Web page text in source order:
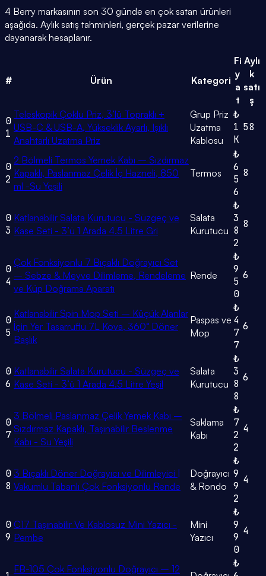
4 Berry markasının son 30 günde en çok satan ürünleri
aşağıda. Aylık satış tahminleri, gerçek pazar verilerine
dayanarak hesaplanır.
# Ürün Kategori
Fi
y
a
t
Aylı
k
satı
ş
0
1
Teleskopik Çoklu Priz, 3’lü Topraklı +
USB-C & USB-A, Yükseklik Ayarlı, Işıklı
Anahtarlı Uzatma Priz
Grup Priz
Uzatma
Kablosu
₺
1
K
58
0
2
2 Bölmeli Termos Yemek Kabı – Sızdırmaz
Kapaklı, Paslanmaz Çelik İç Hazneli, 850
ml -Su Yeşili
Termos
₺
6
5
6
8
0
3
Katlanabilir Salata Kurutucu - Süzgeç ve
Kase Seti - 3’ü 1 Arada 4.5 Litre Gri
Salata
Kurutucu
₺
3
8
2
8
0
4
Çok Fonksiyonlu 7 Bıçaklı Doğrayıcı Set
– Sebze & Meyve Dilimleme, Rendeleme
ve Küp Doğrama Aparatı
Rende
₺
9
5
0
6
0
5
Katlanabilir Spin Mop Seti – Küçük Alanlar
İçin Yer Tasarruflu 7L Kova, 360° Döner
Başlık
Paspas ve
Mop
₺
4
7
7
6
0
6
Katlanabilir Salata Kurutucu - Süzgeç ve
Kase Seti - 3’ü 1 Arada 4.5 Litre Yeşil
Salata
Kurutucu
₺
3
8
8
6
0
7
3 Bölmeli Paslanmaz Çelik Yemek Kabı –
Sızdırmaz Kapaklı, Taşınabilir Beslenme
Kabı - Su Yeşili
Saklama
Kabı
₺
7
2
2
4
0
8
3 Bıçaklı Döner Doğrayıcı ve Dilimleyici |
Vakumlu Tabanlı Çok Fonksiyonlu Rende
Doğrayıcı
& Rondo
₺
9
9
2
4
0
9
C17 Taşınabilir Ve Kablosuz Mini Yazıcı -
Pembe
Mini
Yazıcı
₺
9
9
0
4
FB-105 Çok Fonksiyonlu Doğrayıcı – 12
₺